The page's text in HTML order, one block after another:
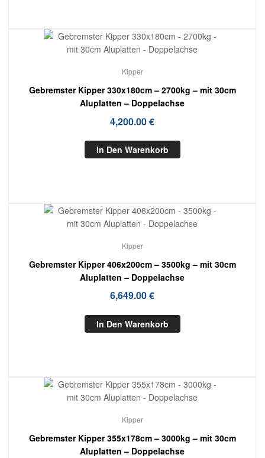
Kipper
Gebremster Kipper 330x180cm – 2700kg – mit 30cm
Aluplatten – Doppelachse
4,200.00€
In Den Warenkorb
Kipper
Gebremster Kipper 406x200cm – 3500kg – mit 30cm
Aluplatten – Doppelachse
6,649.00€
In Den Warenkorb
Kipper
Gebremster Kipper 355x178cm – 3000kg – mit 30cm
Aluplatten – Doppelachse